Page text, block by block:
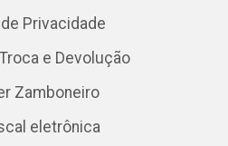
Privacidade
e Devolução
Zamboneiro
eletrônica